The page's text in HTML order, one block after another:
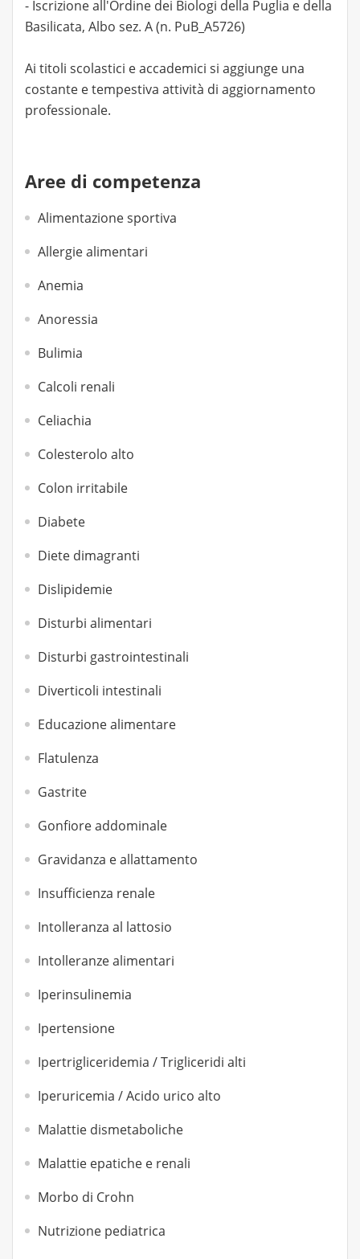
- Iscrizione all'Ordine dei Biologi della Puglia e della
Basilicata, Albo sez. A (n. PuB_A5726)
Ai titoli scolastici e accademici si aggiunge una
costante e tempestiva attività di aggiornamento
professionale.
Aree di competenza
Alimentazione sportiva
Allergie alimentari
Anemia
Anoressia
Bulimia
Calcoli renali
Celiachia
Colesterolo alto
Colon irritabile
Diabete
Diete dimagranti
Dislipidemie
Disturbi alimentari
Disturbi gastrointestinali
Diverticoli intestinali
Educazione alimentare
Flatulenza
Gastrite
Gonfiore addominale
Gravidanza e allattamento
Insufficienza renale
Intolleranza al lattosio
Intolleranze alimentari
Iperinsulinemia
Ipertensione
Ipertrigliceridemia / Trigliceridi alti
Iperuricemia / Acido urico alto
Malattie dismetaboliche
Malattie epatiche e renali
Morbo di Crohn
Nutrizione pediatrica